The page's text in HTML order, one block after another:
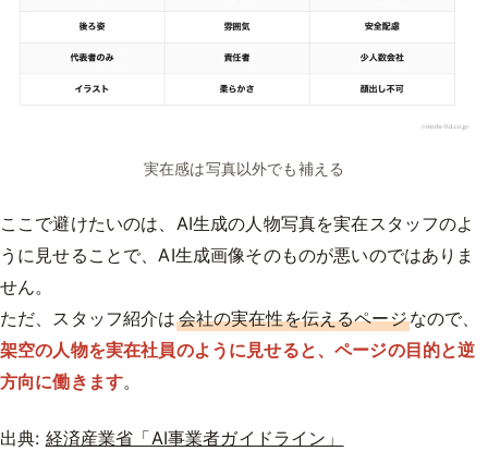
実在感は写真以外でも補える
ここで避けたいのは、AI生成の人物写真を実在スタッフのよ
うに見せることで、AI生成画像そのものが悪いのではありま
せん。
ただ、スタッフ紹介は会社の実在性を伝えるページなので、
架空の人物を実在社員のように見せると、ページの目的と逆
方向に働きます。
出典: 経済産業省「AI事業者ガイドライン」